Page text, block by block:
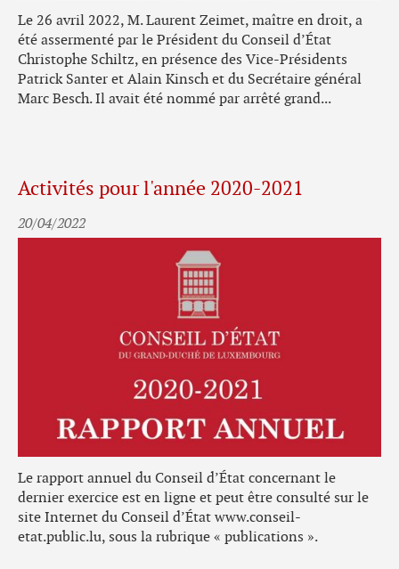
Le 26 avril 2022, M. Laurent Zeimet, maître en droit, a
été assermenté par le Président du Conseil d’État
Christophe Schiltz, en présence des Vice-Présidents
Patrick Santer et Alain Kinsch et du Secrétaire général
Marc Besch. Il avait été nommé par arrêté grand...
Activités pour l'année 2020-2021
20/04/2022
Le rapport annuel du Conseil d’État concernant le
dernier exercice est en ligne et peut être consulté sur le
site Internet du Conseil d’État www.conseil-
etat.public.lu, sous la rubrique « publications ».